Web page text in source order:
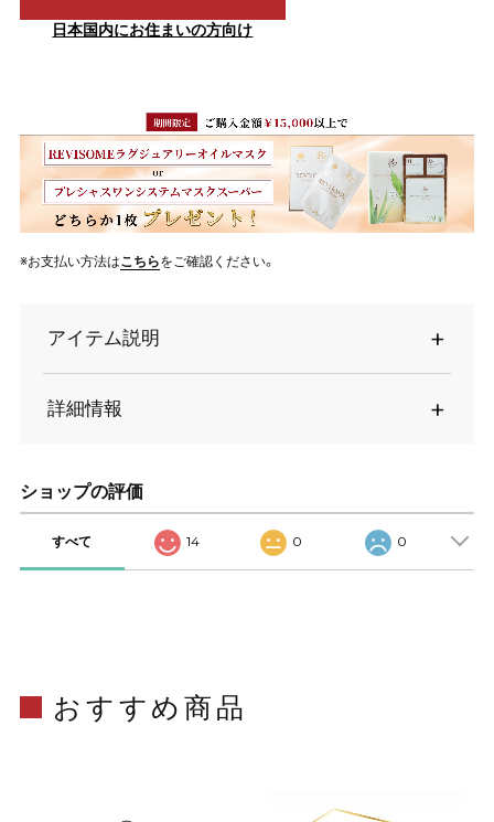
日本国内にお住まいの方向け
※お支払い方法はこちらをご確認ください。
アイテム説明
詳細情報
ショップの評価
すべて 14 0 0
おすすめ商品